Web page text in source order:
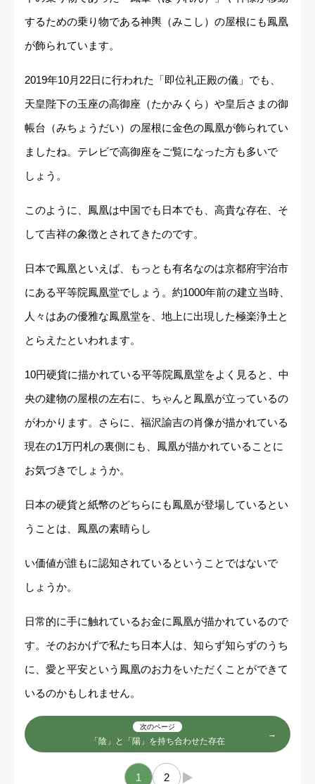
するための乗り物である神輿（みこし）の屋根にも鳳凰
が飾られています。
2019年10月22日に行われた「即位礼正殿の儀」でも、
天皇陛下の玉座の高御座（たかみくら）や皇后さまの御
帳台（みちょうだい）の屋根に金色の鳳凰が飾られてい
ましたね。テレビで高御座をご覧になった方も多いで
しょう。
このように、鳳凰は中国でも日本でも、高貴な存在、そ
して吉祥の象徴とされてきたのです。
日本で鳳凰といえば、もっとも有名なのは京都府宇治市
にある平等院鳳凰堂でしょう。約1000年前の建立当時、
人々はあの優雅な鳳凰堂を、地上に出現した極楽浄土と
とらえたといわれます。
10円硬貨に描かれている平等院鳳凰堂をよく見ると、中
央の建物の屋根の左右に、ちゃんと鳳凰が立っているの
がわかります。さらに、福沢諭吉の肖像が描かれている
現在の1万円札の裏側にも、鳳凰が描かれていることに
お気づきでしょうか。
日本の硬貨と紙幣のどちらにも鳳凰が登場しているとい
うことは、鳳凰の素晴らし
い価値が誰もに認知されているということではないで
しょうか。
日常的に手に触れているお金に鳳凰が描かれているので
す。そのおかげで私たち日本人は、知らず知らずのうち
に、愛と平安という鳳凰のお力をいただくことができて
いるのかもしれません。
次のページ
「陰」と「陽」を持ち合わせた存在
1 2 →